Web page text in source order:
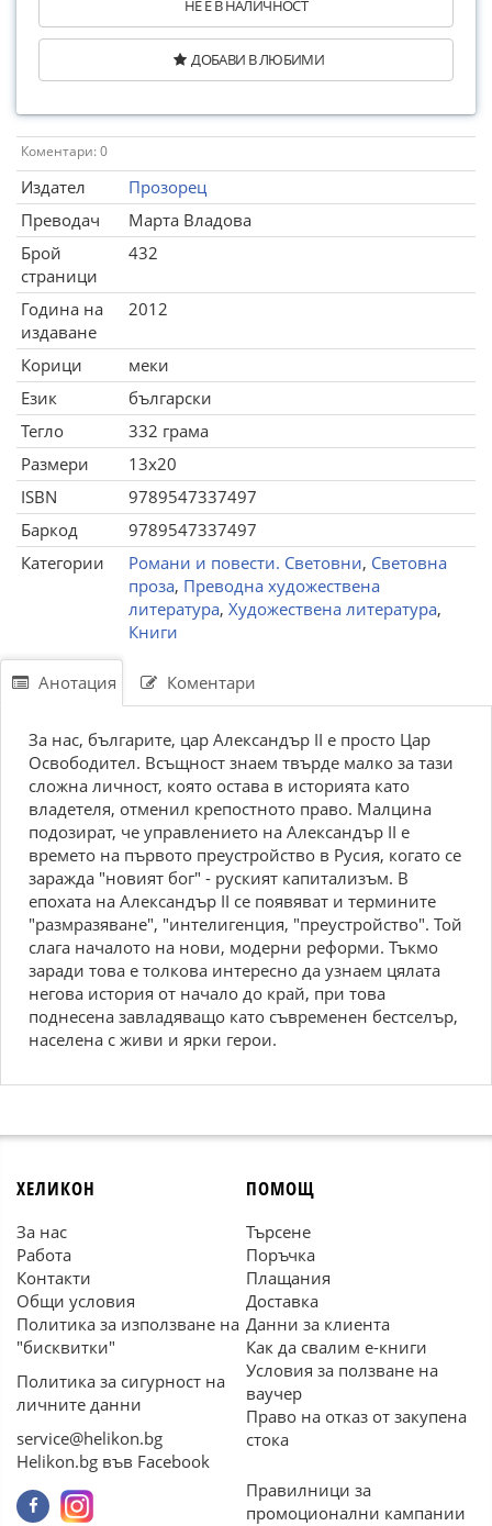
НЕ Е В НАЛИЧНОСТ
ДОБАВИ В ЛЮБИМИ
Коментари: 0
Издател
Прозорец
Преводач
Марта Владова
Брой
страници
432
Година на
издаване
2012
Корици
меки
Език
български
Тегло
332 грама
Размери
13x20
ISBN
9789547337497
Баркод
9789547337497
Категории
Романи и повести. Световни, Световна
проза, Преводна художествена
литература, Художествена литература,
Книги
Анотация Коментари
За нас, българите, цар Александър II е просто Цар
Освободител. Всъщност знаем твърде малко за тази
сложна личност, която остава в историята като
владетеля, отменил крепостното право. Малцина
подозират, че управлението на Александър II е
времето на първото преустройство в Русия, когато се
заражда "новият бог" - руският капитализъм. В
епохата на Александър II се появяват и термините
"размразяване", "интелигенция, "преустройство". Той
слага началото на нови, модерни реформи. Тъкмо
заради това е толкова интересно да узнаем цялата
негова история от начало до край, при това
поднесена завладяващо като съвременен бестселър,
населена с живи и ярки герои.
ХЕЛИКОН
За нас
Работа
Контакти
Общи условия
Политика за използване на
"бисквитки"
Политика за сигурност на
личните данни
service@helikon.bg
Helikon.bg във Facebook
ПОМОЩ
Търсене
Поръчка
Плащания
Доставка
Данни за клиента
Как да свалим е-книги
Условия за ползване на
ваучер
Право на отказ от закупена
стока
Правилници за
промоционални кампании